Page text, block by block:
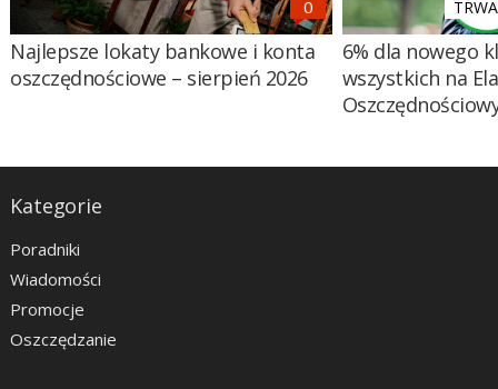
Najlepsze lokaty bankowe i konta
oszczędnościowe – sierpień 2026
6% dla nowego
wszystkich na
Kategorie
Poradniki
Wiadomości
Promocje
Oszczędzanie